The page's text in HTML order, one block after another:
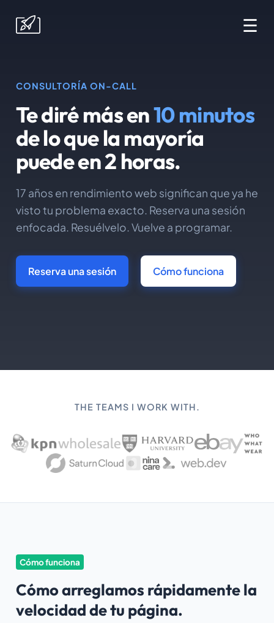
☰
CONSULTORÍA ON-CALL
Te diré más en10 minutos
de lo que la mayoría
puede en 2 horas.
17 años en rendimiento web significan que ya he
visto tu problema exacto. Reserva una sesión
enfocada. Resuélvelo. Vuelve a programar.
Reserva una sesión Cómo funciona
THE TEAMS I WORK WITH.
Cómo funciona
Cómo arreglamos rápidamente la
velocidad de tu página.